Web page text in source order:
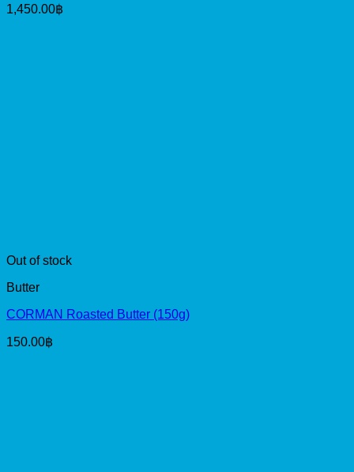
1,450.00฿
Out of stock
Butter
CORMAN Roasted Butter (150g)
150.00฿